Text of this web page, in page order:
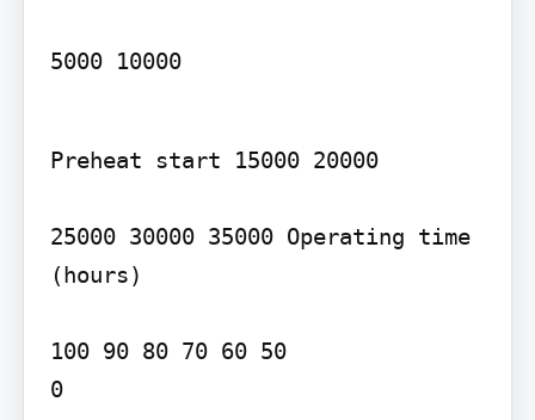
5000 10000
Preheat start 15000 20000
25000 30000 35000 Operating time
(hours)
100 90 80 70 60 50
0